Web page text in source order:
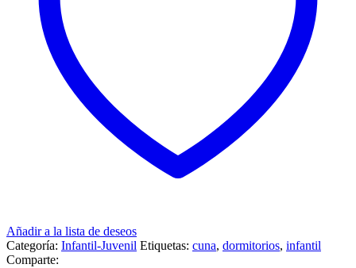
Añadir a la lista de deseos
Categoría: Infantil-Juvenil Etiquetas: cuna, dormitorios, infantil
Comparte: